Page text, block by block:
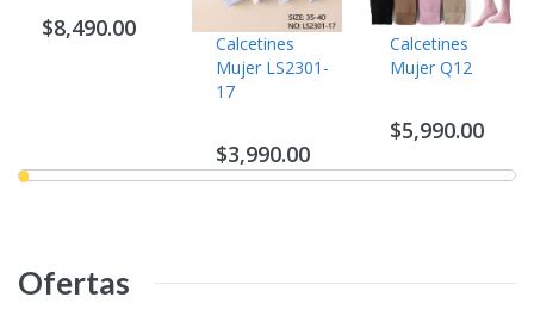
$8,490.00
Calcetines
Mujer LS2301-
17
$3,990.00
Calcetines
Mujer Q12
$5,990.00
Ofertas